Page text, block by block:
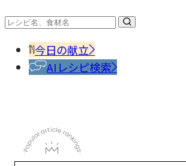
今日の献立
AIレシピ検索